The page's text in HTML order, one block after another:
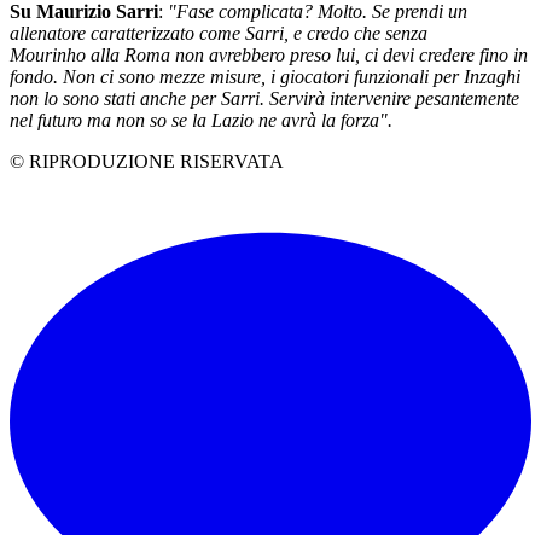
Su Maurizio Sarri: "Fase complicata? Molto. Se prendi un
allenatore caratterizzato come Sarri, e credo che senza
Mourinho alla Roma non avrebbero preso lui, ci devi credere fino in
fondo. Non ci sono mezze misure, i giocatori funzionali per Inzaghi
non lo sono stati anche per Sarri. Servirà intervenire pesantemente
nel futuro ma non so se la Lazio ne avrà la forza".
© RIPRODUZIONE RISERVATA